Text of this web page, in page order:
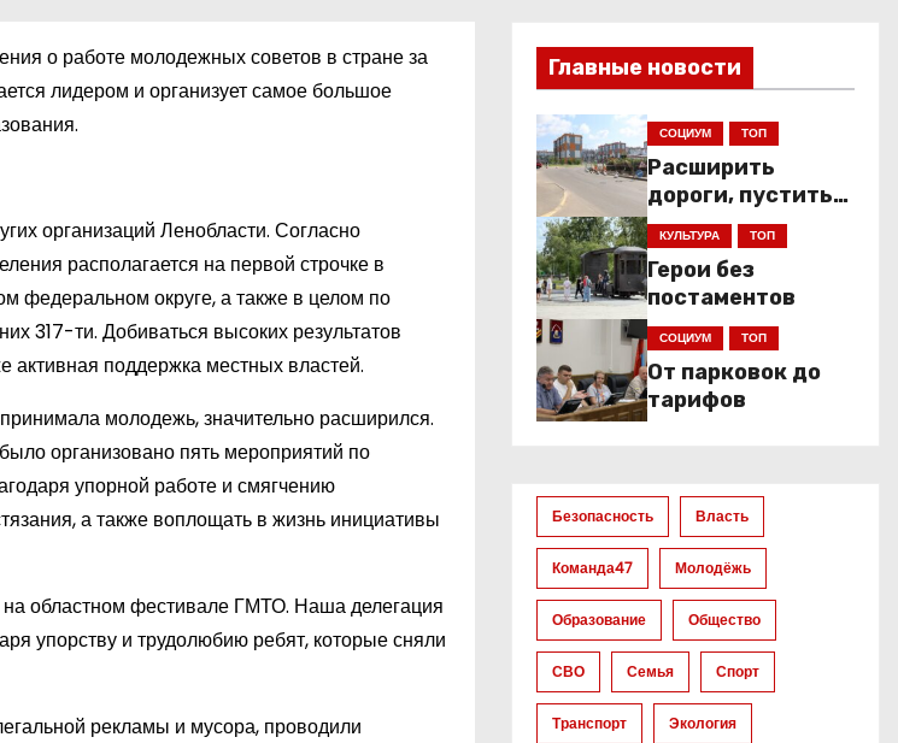
о работе молодежных советов в стране за
лидером и организует самое большое
организаций Ленобласти. Согласно
располагается на первой строчке в
федеральном округе, а также в целом по
317-ти. Добиваться высоких результатов
активная поддержка местных властей.
молодежь, значительно расширился.
организовано пять мероприятий по
упорной работе и смягчению
а также воплощать в жизнь инициативы
на областном фестивале ГМТО. Наша делегация
упорству и трудолюбию ребят, которые сняли
рекламы и мусора, проводили
Главные новости
СОЦИУМ ТОП
Расширить
дороги, пустить
низкопольники
КУЛЬТУРА ТОП
Герои без
постаментов
СОЦИУМ ТОП
От парковок до
тарифов
Безопасность Власть
Команда47 Молодёжь
Образование Общество
СВО Семья Спорт
Транспорт Экология